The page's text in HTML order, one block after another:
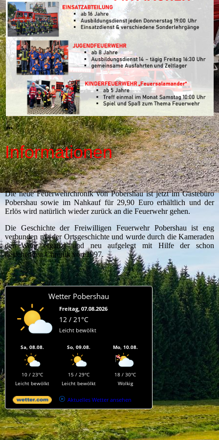
Informationen
Die neue Feuerwehrchronik von Pobershau ist jetzt im Gästebüro
Pobershau sowie im Nahkauf für 29,90 Euro erhältlich und der
Erlös wird natürlich wieder zurück an die Feuerwehr gehen.
Die Geschichte der Freiwilligen Feuerwehr Pobershau ist eng
verbunden mit der Ortsgeschichte und wurde durch die Kameraden
der Wehr ergänzt und neu aufgelegt mit Hilfe der schon
bestehenden Chronik von 1997.